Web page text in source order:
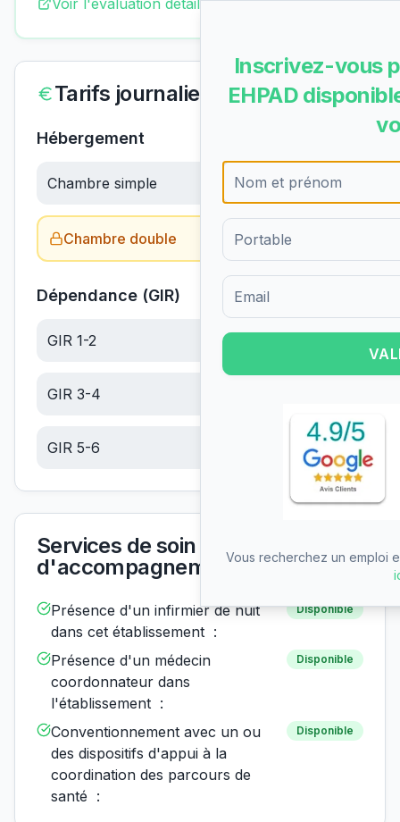
Tarifs journaliers
Hébergement
Chambre simple 62.93€/jour
Chambre double Obtenir le tarif →
Dépendance (GIR)
GIR 1-2
GIR 3-4
GIR 5-6 5.57€/jour
Services de soin et
d'accompagnement
Présence d'un infirmier de nuit
dans cet établissement :
Disponible
Présence d'un médecin
coordonnateur dans
l'établissement :
Disponible
Conventionnement avec un ou
des dispositifs d'appui à la
coordination des parcours de
santé :
Disponible
Inscrivez-vous
EHPAD
Formulaire d'inscription pour
Vous recherchez un emploi